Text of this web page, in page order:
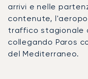
arrivi e nelle
contenute,
traffico stagionale
collegando Paros
del Mediterraneo.